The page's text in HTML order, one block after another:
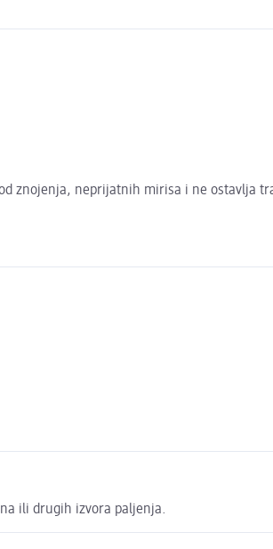
znojenja, neprijatnih mirisa i ne ostavlja
ili drugih izvora paljenja.